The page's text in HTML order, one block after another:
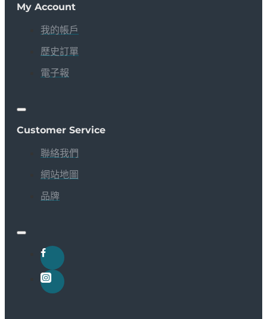
My Account
我的帳戶
歷史訂單
電子報
Customer Service
聯絡我們
網站地圖
品牌